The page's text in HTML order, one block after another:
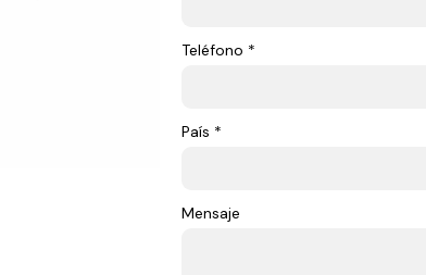
Teléfono *
País *
Mensaje